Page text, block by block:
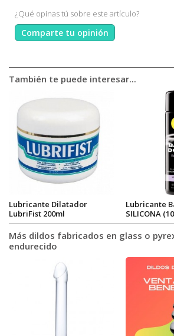
¿Qué opinas tú sobre este artículo?
Comparte tu opinión
También te puede interesar...
Lubricante Dilatador
LubriFist 200ml
Lubricante
SILICONA
Más dildos fabricados en glass o
endurecido